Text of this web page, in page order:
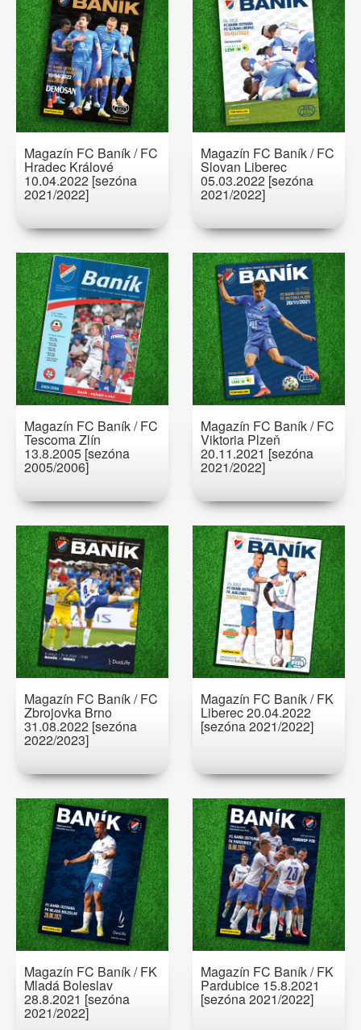
Magazín FC Baník / FC
Hradec Králové
10.04.2022 [sezóna
2021/2022]
Magazín FC Baník / FC
Slovan Liberec
05.03.2022 [sezóna
2021/2022]
Magazín FC Baník / FC
Tescoma Zlín
13.8.2005 [sezóna
2005/2006]
Magazín FC Baník / FC
Viktoria Plzeň
20.11.2021 [sezóna
2021/2022]
Magazín FC Baník / FC
Zbrojovka Brno
31.08.2022 [sezóna
2022/2023]
Magazín FC Baník / FK
Liberec 20.04.2022
[sezóna 2021/2022]
Magazín FC Baník / FK
Mladá Boleslav
28.8.2021 [sezóna
2021/2022]
Magazín FC Baník / FK
Pardubice 15.8.2021
[sezóna 2021/2022]